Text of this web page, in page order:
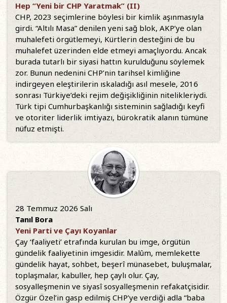
Hep “Yeni bir CHP Yaratmak” (II)
CHP, 2023 seçimlerine böylesi bir kimlik aşınmasıyla
girdi. “Altılı Masa” denilen yeni sağ blok, AKP’ye olan
muhalefeti örgütlemeyi, Kürtlerin desteğini de bu
muhalefet üzerinden elde etmeyi amaçlıyordu. Ancak
burada tutarlı bir siyasi hattın kurulduğunu söylemek
zor. Bunun nedenini CHP’nin tarihsel kimliğine
indirgeyen eleştirilerin ıskaladığı asıl mesele, 2016
sonrası Türkiye’deki rejim değişikliğinin nitelikleriydi.
Türk tipi Cumhurbaşkanlığı sisteminin sağladığı keyfi
ve otoriter liderlik imtiyazı, bürokratik alanın tümüne
nüfuz etmişti.
28 Temmuz 2026 Salı
Tanıl Bora
Yeni Parti ve Çayı Koyanlar
Çay ‘faaliyeti’ etrafında kurulan bu imge, örgütün
gündelik faaliyetinin imgesidir. Malûm, memlekette
gündelik hayat, sohbet, beşerî münasebet, buluşmalar,
toplaşmalar, kabuller, hep çaylı olur. Çay,
sosyalleşmenin ve siyasî sosyalleşmenin refakatçisidir.
Özgür Özel’in gasp edilmiş CHP’ye verdiği adla “baba